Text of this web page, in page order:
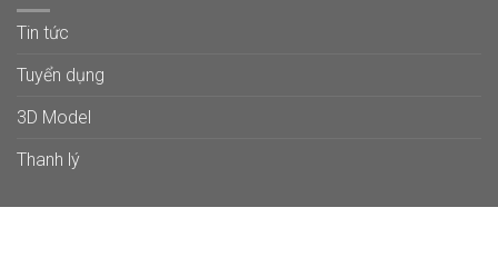
Tin tức
Tuyển dụng
3D Model
Thanh lý